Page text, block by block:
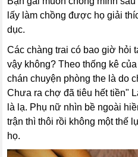
lấy làm chồng được họ giải
dục.
Các chàng trai có bao giờ hỏi
vậy không? Theo thống kê
chán chuyện phòng the là do
Chưa ra chợ đã tiêu hết tiền"
là lạ. Phụ nữ nhìn bề ngoài
trận thì thôi rồi không một thế
họ.